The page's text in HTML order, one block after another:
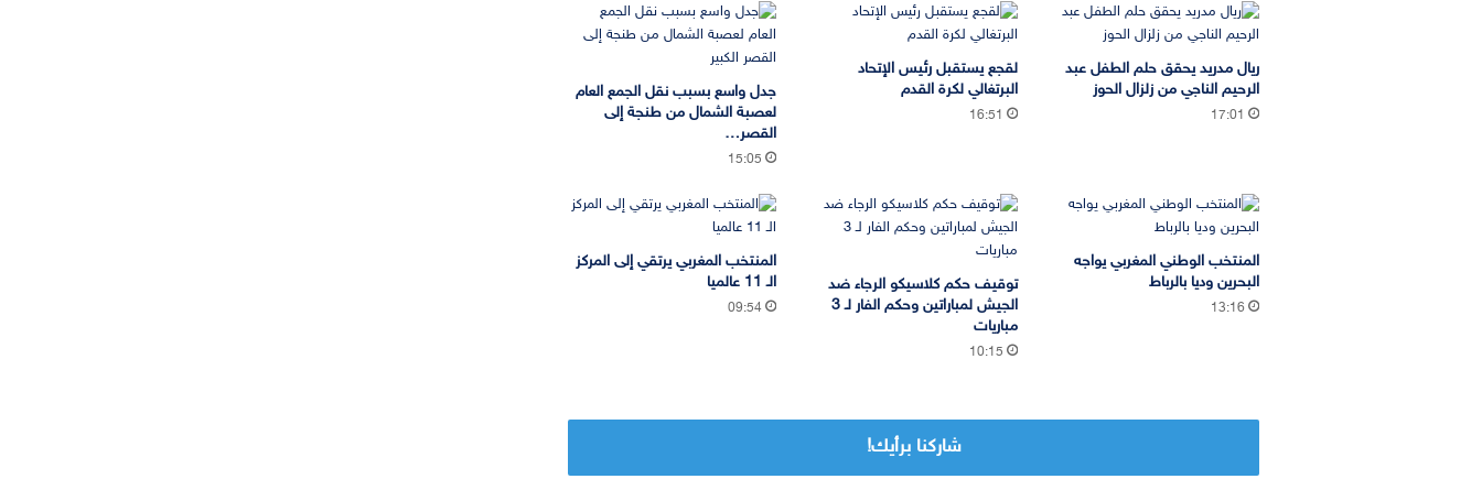
ريال مدريد يحقق حلم الطفل عبد
الرحيم الناجي من زلزال الحوز
17:01
لقجع يستقبل رئيس الإتحاد
البرتغالي لكرة القدم
16:51
جدل واسع بسبب نقل الجمع العام
لعصبة الشمال من طنجة إلى
القصر…
15:05
المنتخب الوطني المغربي يواجه
البحرين وديا بالرباط
13:16
توقيف حكم كلاسيكو الرجاء ضد
الجيش لمباراتين وحكم الفار لـ 3
مباريات
10:15
المنتخب المغربي يرتقي إلى المركز
الـ 11 عالميا
09:54
شاركنا برأيك!